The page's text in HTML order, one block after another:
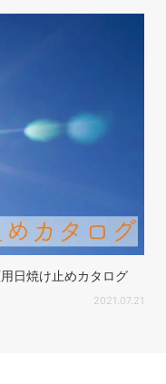
日焼け止めカタログ
2021.07.21